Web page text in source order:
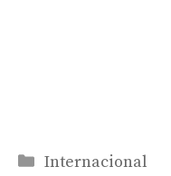
Categorías
Internacional